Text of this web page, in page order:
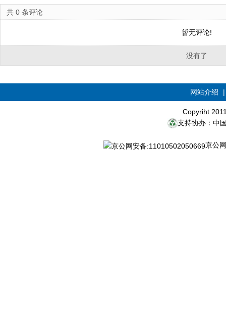
共 0 条评论
暂无评论!
没有了
网站介绍
Copyriht
支持协办：中
京公